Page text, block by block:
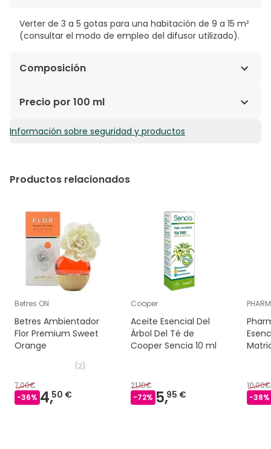
Verter de 3 a 5 gotas para una habitación de 9 a 15 m²
(consultar el modo de empleo del difusor utilizado).
Composición
Celebrate: Aceites esenciales 100% biológicos*:
balsámico, Lima, Alcaravea, Cardamomo, Canela de
Ceilán, Clavo, Laurel noble. Relax: Aceites esenciales
Aceites esenciales 100% biológicos*: Ylang-ylang,
Vainilla, Naranja dulce, Madera de Hô, Canela de
Precio por 100 ml
295,80€ / 100 ml
Información sobre seguridad y productos
Productos relacionados
Betres ON
Betres Ambientador
Flor Premium Sweet
Orange
(2)
7,00€
-36% 4,50 €
Cooper
Aceite Esencial Del
Árbol Del Té de
Cooper Sencia 10 ml
21,10€
-72% 5,95 €
10,00€
-38%